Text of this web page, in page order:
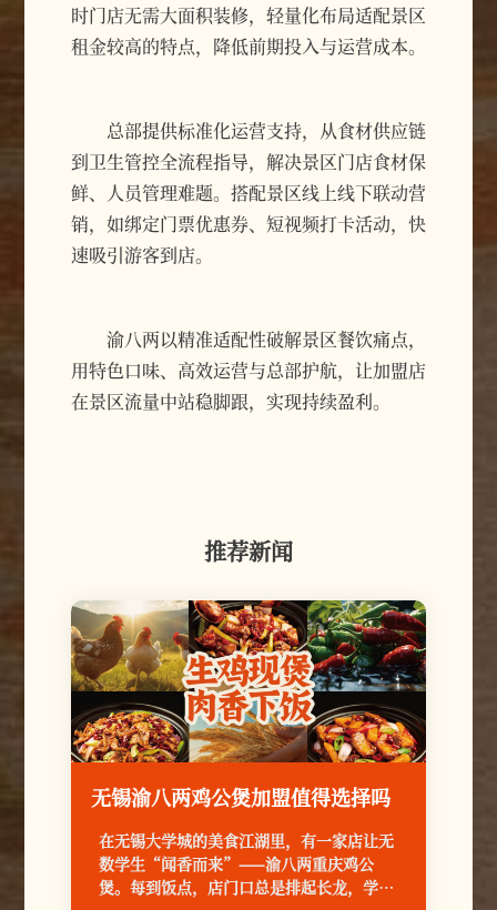
时门店无需大面积装修，轻量化布局适配景区
租金较高的特点，降低前期投入与运营成本。
总部提供标准化运营支持，从食材供应链
到卫生管控全流程指导，解决景区门店食材保
鲜、人员管理难题。搭配景区线上线下联动营
销，如绑定门票优惠券、短视频打卡活动，快
速吸引游客到店。
渝八两以精准适配性破解景区餐饮痛点，
用特色口味、高效运营与总部护航，让加盟店
在景区流量中站稳脚跟，实现持续盈利。
推荐新闻
无锡渝八两鸡公煲加盟值得选择吗
在无锡大学城的美食江湖里，有一家店让无
数学生“闻香而来”——渝八两重庆鸡公
煲。每到饭点，店门口总是排起长龙，学生